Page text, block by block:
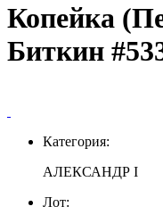
Копейка
Биткин
Категория:
АЛЕКСАНДР I
Лот: